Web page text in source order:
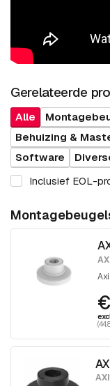
Gerelateerde
Alle
Behuizing &
Software
Inclusief EOL-